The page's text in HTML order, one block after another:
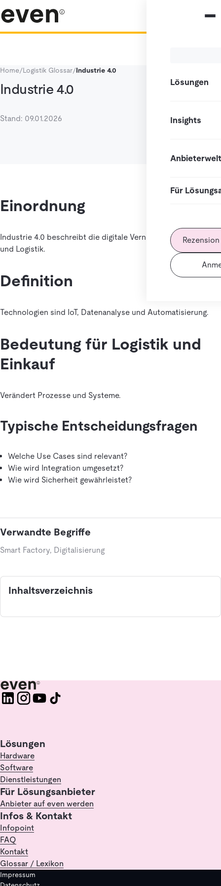
Lösungen
Insights
Anbieterwelt
Für
Home/Logistik Glossar/Industrie 4.0
Industrie 4.0
Stand: 09.01.2026
Einordnung
Industrie 4.0 beschreibt die digitale Vernetzung von Industrie
und Logistik.
Definition
Technologien sind IoT, Datenanalyse und Automatisierung.
Bedeutung für Logistik und
Einkauf
Verändert Prozesse und Systeme.
Typische Entscheidungsfragen
Welche Use Cases sind relevant?
Wie wird Integration umgesetzt?
Wie wird Sicherheit gewährleistet?
Verwandte Begriffe
Smart Factory, Digitalisierung
Inhaltsverzeichnis
Lösungen
Hardware
Software
Dienstleistungen
Für Lösungsanbieter
Anbieter auf even werden
Infos & Kontakt
Infopoint
FAQ
Kontakt
Glossar / Lexikon
Impressum